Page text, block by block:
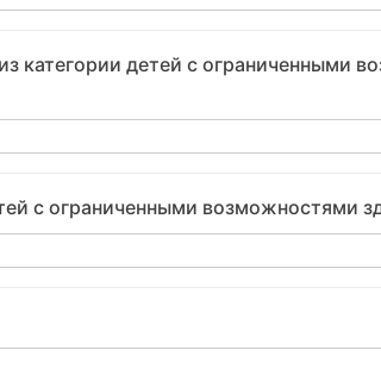
категории детей с ограниченными
с ограниченными возможностями